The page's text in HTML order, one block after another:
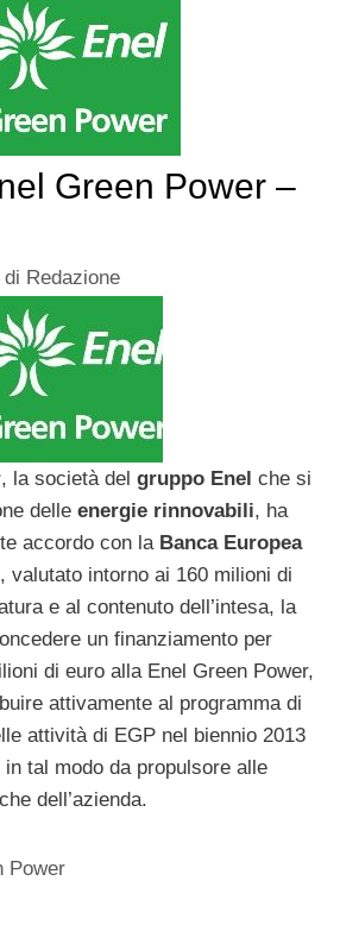
Green Power –
di Redazione
, la società del gruppo Enel che si
delle energie rinnovabili, ha
accordo con la Banca Europea
, valutato intorno ai 160 milioni di
e al contenuto dell’intesa, la
un finanziamento per
di euro alla Enel Green Power,
attivamente al programma di
attività di EGP nel biennio 2013
tal modo da propulsore alle
dell’azienda.
Power